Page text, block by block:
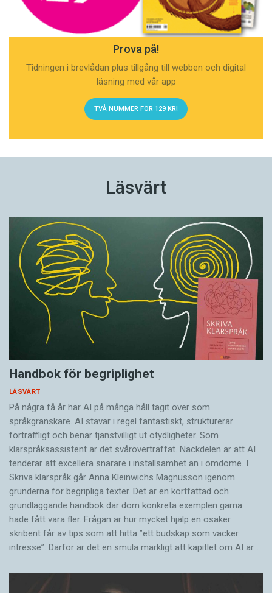
Prova på!
Tidningen i brevlådan plus tillgång till webben och digital
läsning med vår app
TVÅ NUMMER FÖR 129 KR!
Läsvärt
Handbok för begriplighet
LÄSVÄRT
På några få år har AI på många håll tagit över som
språkgranskare. AI stavar i regel fantastiskt, strukturerar
förträffligt och benar tjänstvilligt ut otydligheter. Som
klarspråksassistent är det svår­överträffat. Nack­delen är att AI
tenderar att excellera snarare i inställsamhet än i omdöme. I
Skriva klarspråk går Anna Kleinwichs Magnusson igenom
grunderna för begripliga texter. Det är en kortfattad och
grundläggande handbok där dom konkreta exemplen gärna
hade fått vara fler. Frågan är hur mycket hjälp en osäker
skribent får av tips som att hitta ”ett budskap som väcker
intresse”. Därför är det en smula märkligt att kapitlet om AI är…